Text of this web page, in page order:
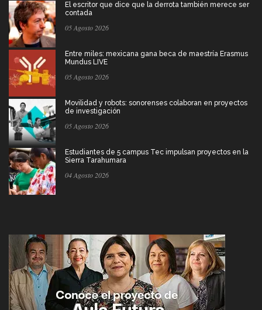
El escritor que dice que la derrota también merece ser
contada
05 Agosto 2026
Entre miles: mexicana gana beca de maestría Erasmus
Mundus LIVE
05 Agosto 2026
Movilidad y robots: sonorenses colaboran en proyectos
de investigación
05 Agosto 2026
Estudiantes de 5 campus Tec impulsan proyectos en la
Sierra Tarahumara
04 Agosto 2026